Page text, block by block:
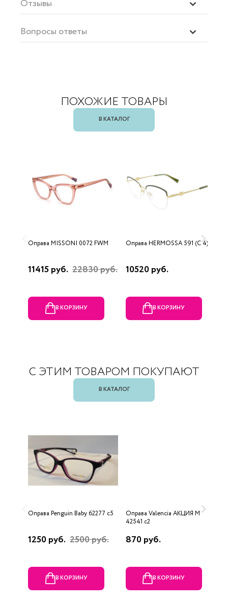
Отзывы
Вопросы ответы
ПОХОЖИЕ ТОВАРЫ
В КАТАЛОГ
Оправа MISSONI 0072 FWM
11415 руб. 22830 руб.
В КОРЗИНУ
Оправа HERMOSSA 591 (C 4)
10520 руб.
В КОРЗИНУ
С ЭТИМ ТОВАРОМ ПОКУПАЮТ
В КАТАЛОГ
Оправа Penguin Baby 62277 c5
1250 руб. 2500 руб.
В КОРЗИНУ
Оправа Valencia AKЦИЯ М
42541 c2
870 руб.
В КОРЗИНУ